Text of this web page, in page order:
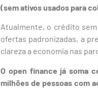
(sem ativos usados para
Atualmente, o crédito
ofertas padronizadas, a
clareza a economia nas
O open finance já soma
milhões de pessoas com